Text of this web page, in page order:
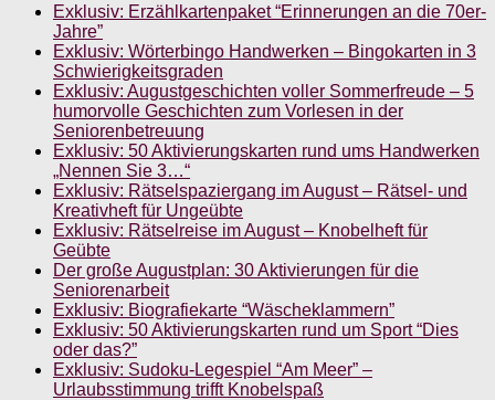
Exklusiv: Erzählkartenpaket “Erinnerungen an die 70er-
Jahre”
Exklusiv: Wörterbingo Handwerken – Bingokarten in 3
Schwierigkeitsgraden
Exklusiv: Augustgeschichten voller Sommerfreude – 5
humorvolle Geschichten zum Vorlesen in der
Seniorenbetreuung
Exklusiv: 50 Aktivierungskarten rund ums Handwerken
„Nennen Sie 3…“
Exklusiv: Rätselspaziergang im August – Rätsel- und
Kreativheft für Ungeübte
Exklusiv: Rätselreise im August – Knobelheft für
Geübte
Der große Augustplan: 30 Aktivierungen für die
Seniorenarbeit
Exklusiv: Biografiekarte “Wäscheklammern”
Exklusiv: 50 Aktivierungskarten rund um Sport “Dies
oder das?”
Exklusiv: Sudoku-Legespiel “Am Meer” –
Urlaubsstimmung trifft Knobelspaß